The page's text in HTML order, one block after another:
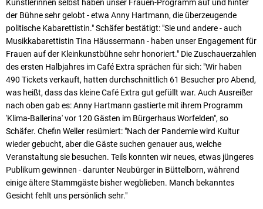
Künstlerinnen selbst haben unser Frauen-Programm auf und hinter
der Bühne sehr gelobt - etwa Anny Hartmann, die überzeugende
politische Kabarettistin." Schäfer bestätigt: "Sie und andere - auch
Musikkabarettistin Tina Häussermann - haben unser Engagement für
Frauen auf der Kleinkunstbühne sehr honoriert." Die Zuschauerzahlen
des ersten Halbjahres im Café Extra sprächen für sich: "Wir haben
490 Tickets verkauft, hatten durchschnittlich 61 Besucher pro Abend,
was heißt, dass das kleine Café Extra gut gefüllt war. Auch Ausreißer
nach oben gab es: Anny Hartmann gastierte mit ihrem Programm
'Klima-Ballerina' vor 120 Gästen im Bürgerhaus Worfelden", so
Schäfer. Chefin Weller resümiert: "Nach der Pandemie wird Kultur
wieder gebucht, aber die Gäste suchen genauer aus, welche
Veranstaltung sie besuchen. Teils konnten wir neues, etwas jüngeres
Publikum gewinnen - darunter Neubürger in Büttelborn, während
einige ältere Stammgäste bisher wegblieben. Manch bekanntes
Gesicht fehlt uns persönlich sehr."